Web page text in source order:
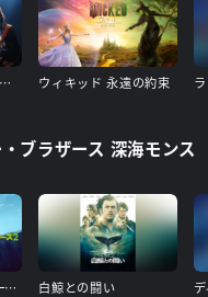
ソング・サング・ブルー ウィキッド 永遠の約束
ブラザース 深海モンス
MEG ザ・モンスターズ２ 白鯨との闘い